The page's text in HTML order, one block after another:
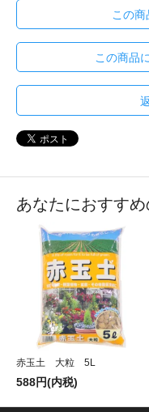
この
この商品
あなたにおすす
赤玉土 大粒 5L
588円(内税)